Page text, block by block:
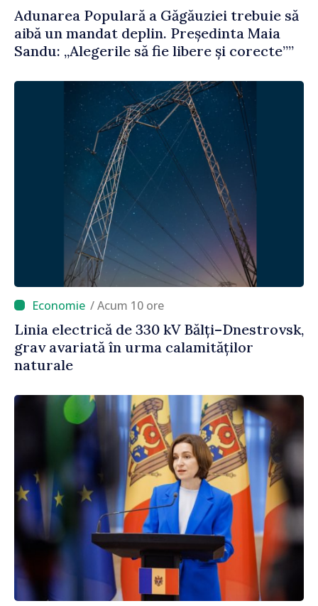
Adunarea Populară a Găgăuziei trebuie să
aibă un mandat deplin. Președinta Maia
Sandu: „Alegerile să fie libere și corecte””
/ Acum 10 ore
Linia electrică de 330 kV Bălți–Dnestrovsk,
grav avariată în urma calamităților
naturale